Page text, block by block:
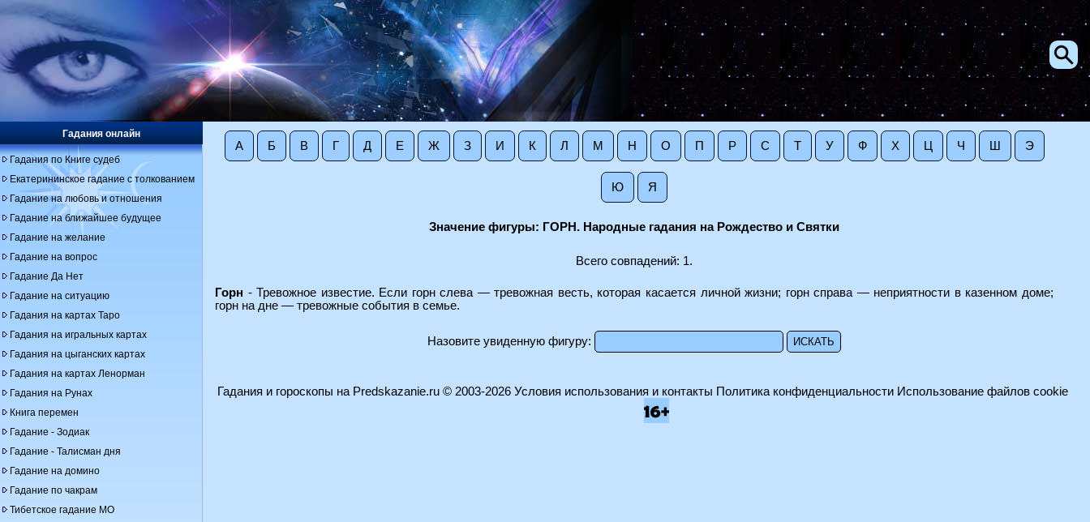
А Б В Г Д Е Ж З И К Л М Н О П Р С Т У Ф Х Ц Ч Ш Э
Ю Я
Значение фигуры: ГОРН. Народные гадания на Рождество и Святки
Всего совпадений: 1.
Горн - Тревожное известие. Если горн слева — тревожная весть, которая касается личной жизни; горн справа — неприятности в казенном доме;
горн на дне — тревожные события в семье.
Назовите увиденную фигуру:
Гадания онлайн
Гадания по Книге судеб
Екатерининское гадание с толкованием
Гадание на любовь и отношения
Гадание на ближайшее будущее
Гадание на желание
Гадание на вопрос
Гадание Да Нет
Гадание на ситуацию
Гадания на картах Таро
Гадания на игральных картах
Гадания на цыганских картах
Гадания на картах Ленорман
Гадания на Рунах
Книга перемен
Гадание - Зодиак
Гадание - Талисман дня
Гадание на домино
Гадание по чакрам
Тибетское гадание МО
Гадания и гороскопы на Predskazanie.ru© 2003-2026 Условия использования и контакты Политика конфиденциальности Использование файлов cookie